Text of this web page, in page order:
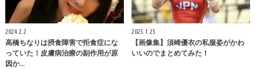
2024.2.2
高橋ちなりは摂食障害で拒食症にな
っていた！皮膚病治療の副作用が原
因か…
2025.1.25
【画像集】須崎優衣の私服姿がかわ
いいのでまとめてみた！